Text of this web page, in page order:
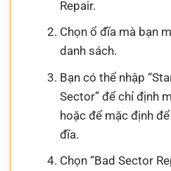
Repair.
Chọn ổ đĩa mà bạn
danh sách.
Bạn có thể nhập
Sector” để chỉ định
hoặc để mặc định
đĩa.
Chọn “Bad Sector